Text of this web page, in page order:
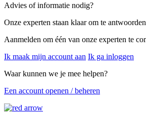
Advies of informatie nodig?
Onze experten staan klaar om te antwoorden
Aanmelden om één van onze experten te
Ik maak mijn account aan Ik ga inloggen
Waar kunnen we je mee helpen?
Een account openen / beheren